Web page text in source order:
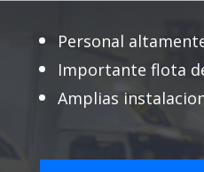
Personal
Importante flota
Amplias